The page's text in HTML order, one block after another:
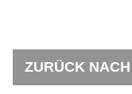
ZURÜCK